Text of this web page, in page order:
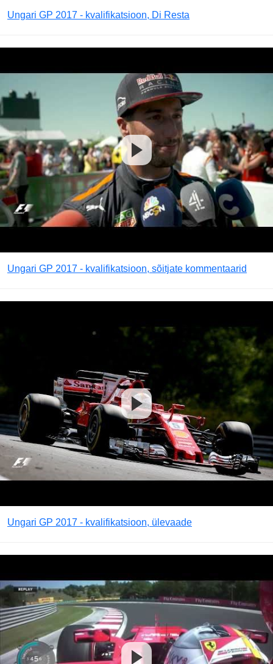
Ungari GP 2017 - kvalifikatsioon, Di Resta
Ungari GP 2017 - kvalifikatsioon, sõitjate kommentaarid
Ungari GP 2017 - kvalifikatsioon, ülevaade